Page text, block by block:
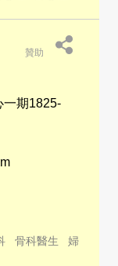
贊助
一期1825-
骨科醫生
婦